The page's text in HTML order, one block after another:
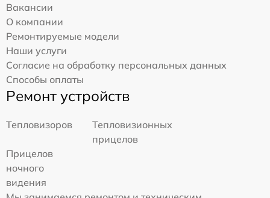
Вакансии
О компании
Ремонтируемые модели
Наши услуги
Согласие на обработку персональных данных
Способы оплаты
Ремонт устройств
Тепловизоров
Тепловизионных
прицелов
Прицелов
ночного
видения